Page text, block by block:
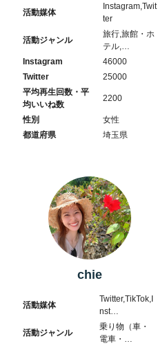
活動媒体
Instagram,Twit
ter
活動ジャンル
旅行,旅館・ホ
テル,…
Instagram
46000
Twitter
25000
平均再生回数・平
均いいね数
2200
性別
女性
都道府県
埼玉県
chie
活動媒体
Twitter,TikTok,I
nst…
活動ジャンル
乗り物（車・
電車・…